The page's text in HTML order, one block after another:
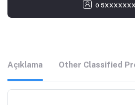
0
Açıklama Other Classified